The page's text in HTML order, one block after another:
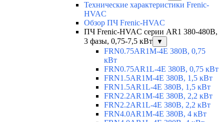
Технические характеристики Frenic-
HVAC
Обзор ПЧ Frenic-HVAC
ПЧ Frenic-HVAC серии AR1 380-480В,
3 фазы, 0,75-7,5 кВт
▼
FRN0.75AR1M-4E 380В, 0,75
кВт
FRN0.75AR1L-4E 380В, 0,75 кВт
FRN1.5AR1M-4E 380В, 1,5 кВт
FRN1.5AR1L-4E 380В, 1,5 кВт
FRN2.2AR1M-4E 380В, 2,2 кВт
FRN2.2AR1L-4E 380В, 2,2 кВт
FRN4.0AR1M-4E 380В, 4 кВт